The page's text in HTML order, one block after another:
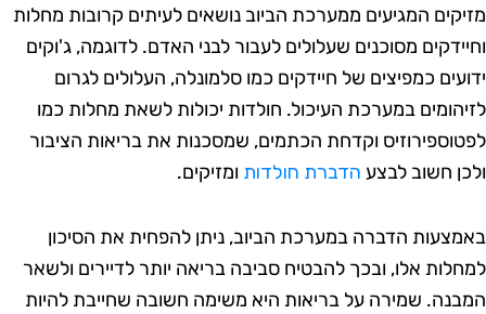
המגיעים ממערכת הביוב נושאים לעיתים קרובות מחלות
מסוכנים שעלולים לעבור לבני האדם. לדוגמה, ג'וקים
כמפיצים של חיידקים כמו סלמונלה, העלולים לגרום
במערכת העיכול. חולדות יכולות לשאת מחלות כמו
וקדחת הכתמים, שמסכנות את בריאות הציבור
חשוב לבצעהדברת חולדותומזיקים.
הדברה במערכת הביוב, ניתן להפחית את הסיכון
אלו, ובכך להבטיח סביבה בריאה יותר לדיירים ולשאר
שמירה על בריאות היא משימה חשובה שחייבת להיות